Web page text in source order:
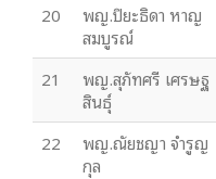
20
พญ.ปิยะธิดา หาญ
สมบูรณ์
21
พญ.สุภัทศรี เศรษฐ
สินธุ์
22
พญ.ณัยชญา จำรูญ
กุล